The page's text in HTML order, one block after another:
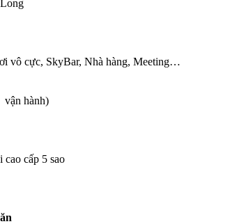
vô cực, SkyBar, Nhà hàng, Meeting…
vận hành)
cấp 5 sao